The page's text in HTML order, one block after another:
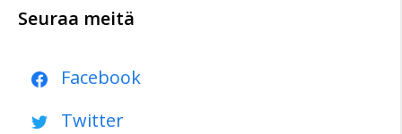
Seuraa meitä
Facebook
Twitter